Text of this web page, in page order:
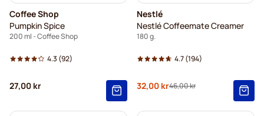
Coffee Shop
Pumpkin Spice
200 ml - Coffee Shop
4.3 (92)
27,00 kr
Nestlé
Nestlé Coffeemate Creamer
180 g.
4.7(194)
Specialpris
32,00 krOrdinarie pris
46,00 kr